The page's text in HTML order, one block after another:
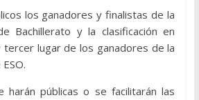
los ganadores y finalistas de la
Bachillerato y la clasificación en
lugar de los ganadores de la
harán públicas o se facilitarán las